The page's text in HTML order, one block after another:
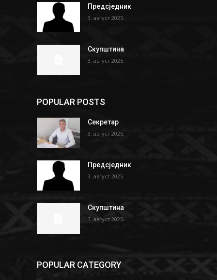
Предсједник
3. август 2025.
Скупштина
3. август 2025.
POPULAR POSTS
Секретар
3. август 2025.
Предсједник
3. август 2025.
Скупштина
3. август 2025.
POPULAR CATEGORY